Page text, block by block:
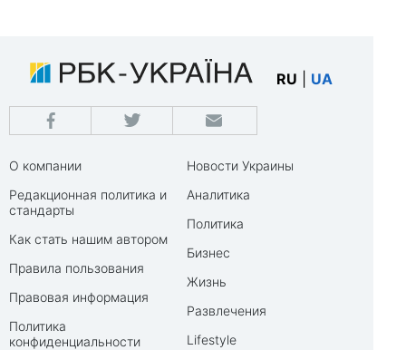
RU UA
О компании
Редакционная политика и
стандарты
Как стать нашим автором
Правила пользования
Правовая информация
Политика
конфиденциальности
Новости Украины
Аналитика
Политика
Бизнес
Жизнь
Развлечения
Lifestyle